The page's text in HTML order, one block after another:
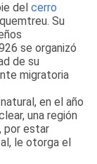
del cerro
Su
se organizó
de su
migratoria
en el año
una región
por estar
le otorga el